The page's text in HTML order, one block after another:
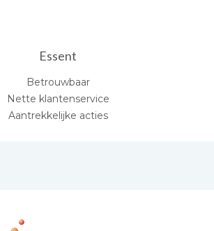
Essent
Betrouwbaar
Nette klantenservice
Aantrekkelijke acties